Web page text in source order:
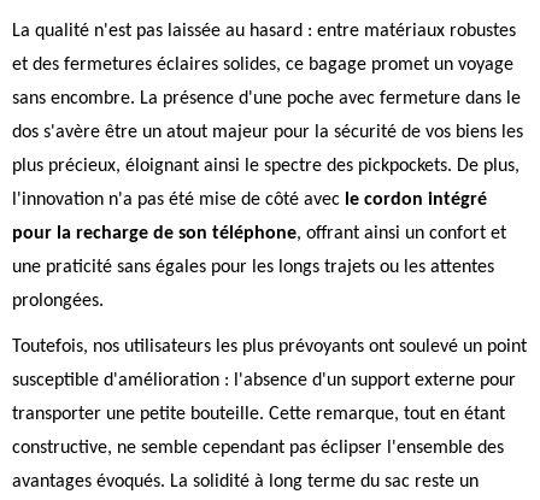
La qualité n'est pas laissée au hasard : entre matériaux robustes
et des fermetures éclaires solides, ce bagage promet un voyage
sans encombre. La présence d'une poche avec fermeture dans le
dos s'avère être un atout majeur pour la sécurité de vos biens les
plus précieux, éloignant ainsi le spectre des pickpockets. De plus,
l'innovation n'a pas été mise de côté avec le cordon intégré
pour la recharge de son téléphone, offrant ainsi un confort et
une praticité sans égales pour les longs trajets ou les attentes
prolongées.
Toutefois, nos utilisateurs les plus prévoyants ont soulevé un point
susceptible d'amélioration : l'absence d'un support externe pour
transporter une petite bouteille. Cette remarque, tout en étant
constructive, ne semble cependant pas éclipser l'ensemble des
avantages évoqués. La solidité à long terme du sac reste un